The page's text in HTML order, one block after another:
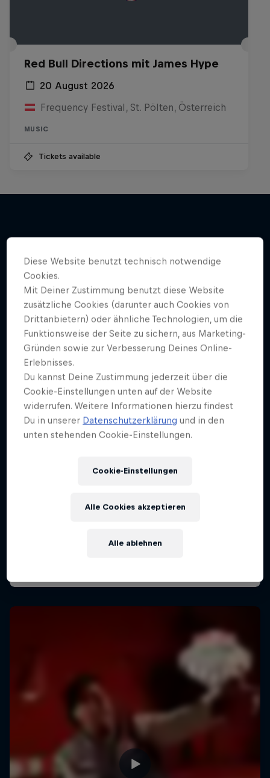
Red Bull Directions mit James Hype
20 August 2026
Frequency Festival, St. Pölten, Österreich
MUSIC
Tickets available
20 August 2026
Diese Website benutzt technisch notwendige
Cookies.
Mit Deiner Zustimmung benutzt diese Website
zusätzliche Cookies (darunter auch Cookies von
Drittanbietern) oder ähnliche Technologien, um die
Funktionsweise der Seite zu sichern, aus Marketing-
Gründen sowie zur Verbesserung Deines Online-
Erlebnisses.
Du kannst Deine Zustimmung jederzeit über die
Cookie-Einstellungen unten auf der Website
widerrufen. Weitere Informationen hierzu findest
Du in unserer Datenschutzerklärung und in den
unten stehenden Cookie-Einstellungen.
Cookie-Einstellungen
Alle ablehnen
Alle Cookies akzeptieren